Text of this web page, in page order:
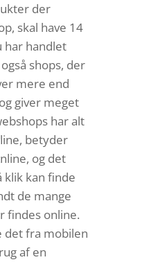
der
skal have 14
har handlet
shops, der
mere end
giver meget
har alt
betyder
og det
klik kan finde
de mange
findes online.
det fra mobilen
af en